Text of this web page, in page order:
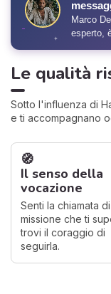
✦
Marco
esperto,
Le qualità
Sotto l'influenza di
e ti accompagnano
🧭
Il senso della
vocazione
Senti la chiamata
missione che ti
trovi il coraggio di
seguirla.